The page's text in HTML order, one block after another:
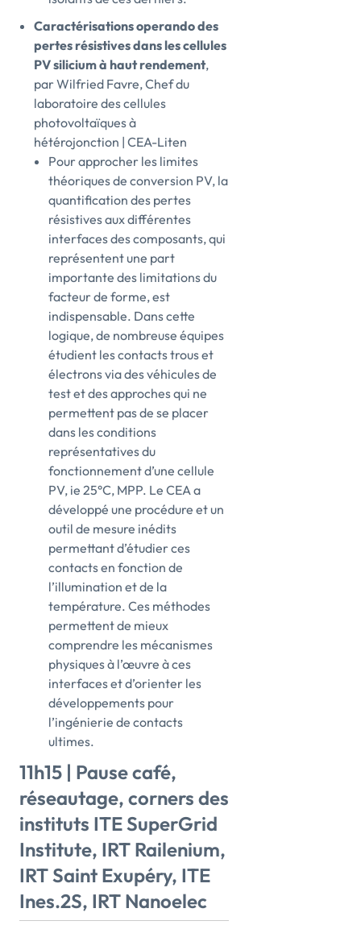
Caractérisations operando des
pertes résistives dans les cellules
PV silicium à haut rendement,
par Wilfried Favre, Chef du
laboratoire des cellules
photovoltaïques à
hétérojonction | CEA-Liten
Pour approcher les limites
théoriques de conversion PV, la
quantification des pertes
résistives aux différentes
interfaces des composants, qui
représentent une part
importante des limitations du
facteur de forme, est
indispensable. Dans cette
logique, de nombreuse équipes
étudient les contacts trous et
électrons via des véhicules de
test et des approches qui ne
permettent pas de se placer
dans les conditions
représentatives du
fonctionnement d’une cellule
PV, ie 25°C, MPP. Le CEA a
développé une procédure et un
outil de mesure inédits
permettant d’étudier ces
contacts en fonction de
l’illumination et de la
température. Ces méthodes
permettent de mieux
comprendre les mécanismes
physiques à l’œuvre à ces
interfaces et d’orienter les
développements pour
l’ingénierie de contacts
ultimes.
11h15 | Pause café,
réseautage, corners des
instituts ITE SuperGrid
Institute, IRT Railenium,
IRT Saint Exupéry, ITE
Ines.2S, IRT Nanoelec